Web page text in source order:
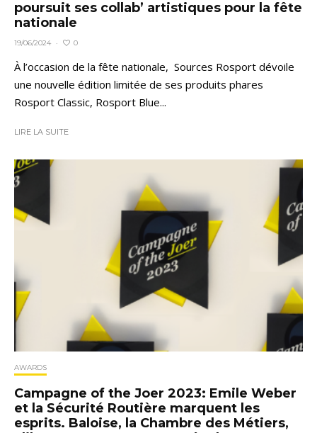
poursuit ses collab’ artistiques pour la fête
nationale
19/06/2024 · 0
À l’occasion de la fête nationale, Sources Rosport dévoile
une nouvelle édition limitée de ses produits phares
Rosport Classic, Rosport Blue...
LIRE LA SUITE
AWARDS
Campagne of the Joer 2023: Emile Weber
et la Sécurité Routière marquent les
esprits. Baloise, la Chambre des Métiers,